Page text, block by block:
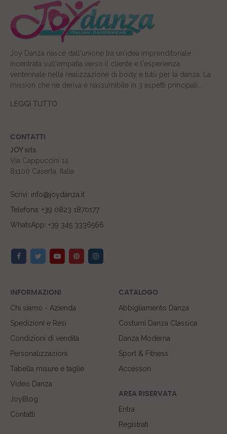
Joy Danza nasce dall'unione tra un'idea imprenditoriale
incentrata sull'empatia verso il cliente e l'esperienza
ventennale nella realizzazione di body e tutù per la danza. La
mission che ne deriva è riassumibile in 3 aspetti principali...
LEGGI TUTTO
CONTATTI
JOY srls
Via Cappuccini 14
81100 Caserta, Italia
Scrivi: info@joydanza.it
Telefona: +39 0823 1870177
WhatsApp: +39 345 3336566
INFORMAZIONI
Chi siamo - Azienda
Spedizioni e Resi
Condizioni di vendita
Personalizzazioni
Tabella misure e taglie
Video Danza
JoyBlog
Contatti
CATALOGO
Abbigliamento Danza
Costumi Danza Classica
Danza Moderna
Sport & Fitness
Accessori
AREA RISERVATA
Entra
Registrati